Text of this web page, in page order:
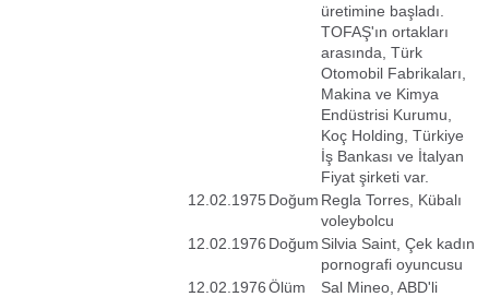
üretimine başladı.
TOFAŞ'ın ortakları
arasında, Türk
Otomobil Fabrikaları,
Makina ve Kimya
Endüstrisi Kurumu,
Koç Holding, Türkiye
İş Bankası ve İtalyan
Fiyat şirketi var.
12.02.1975 Doğum Regla Torres, Kübalı
voleybolcu
12.02.1976 Doğum Silvia Saint, Çek kadın
pornografi oyuncusu
12.02.1976Ölüm
Sal Mineo, ABD'li